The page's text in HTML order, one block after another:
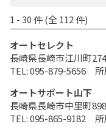
1 - 30 件 (全 112 件)
オートセレクト
長崎県長崎市江川町
095-879-5656
オートサポート山下
長崎県長崎市中里町
095-865-9182